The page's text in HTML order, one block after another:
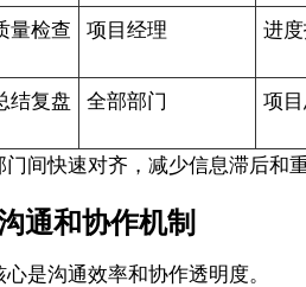
量检查 项目经理 进
结复盘 全部部门 项
间快速对齐，减少信息滞后和重
通和协作机制
是沟通效率和协作透明度。